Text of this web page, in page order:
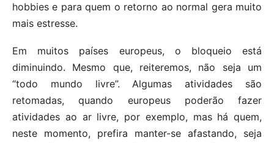
hobbies e para quem o retorno ao normal gera muito
mais estresse.
Em muitos países europeus, o bloqueio está
diminuindo. Mesmo que, reiteremos, não seja um
“todo mundo livre”. Algumas atividades são
retomadas, quando europeus poderão fazer
atividades ao ar livre, por exemplo, mas há quem,
neste momento, prefira manter-se afastando, seja